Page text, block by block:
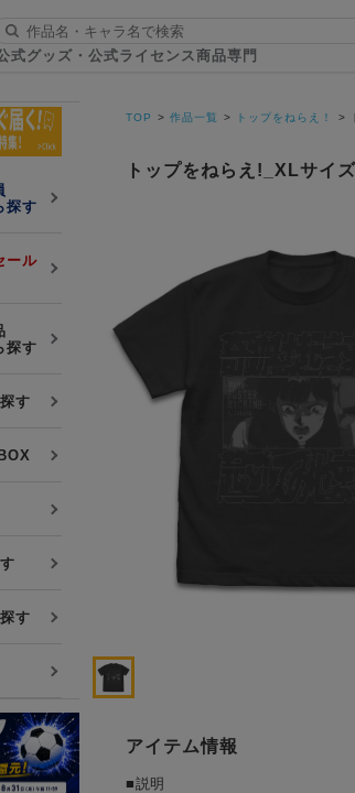
式グッズ・公式ライセンス商品専門
探す
ール
探す
す
す
TOP 作品一覧 トップをねらえ！
トップをねらえ!_XLサイ
アイテム情報
■説明